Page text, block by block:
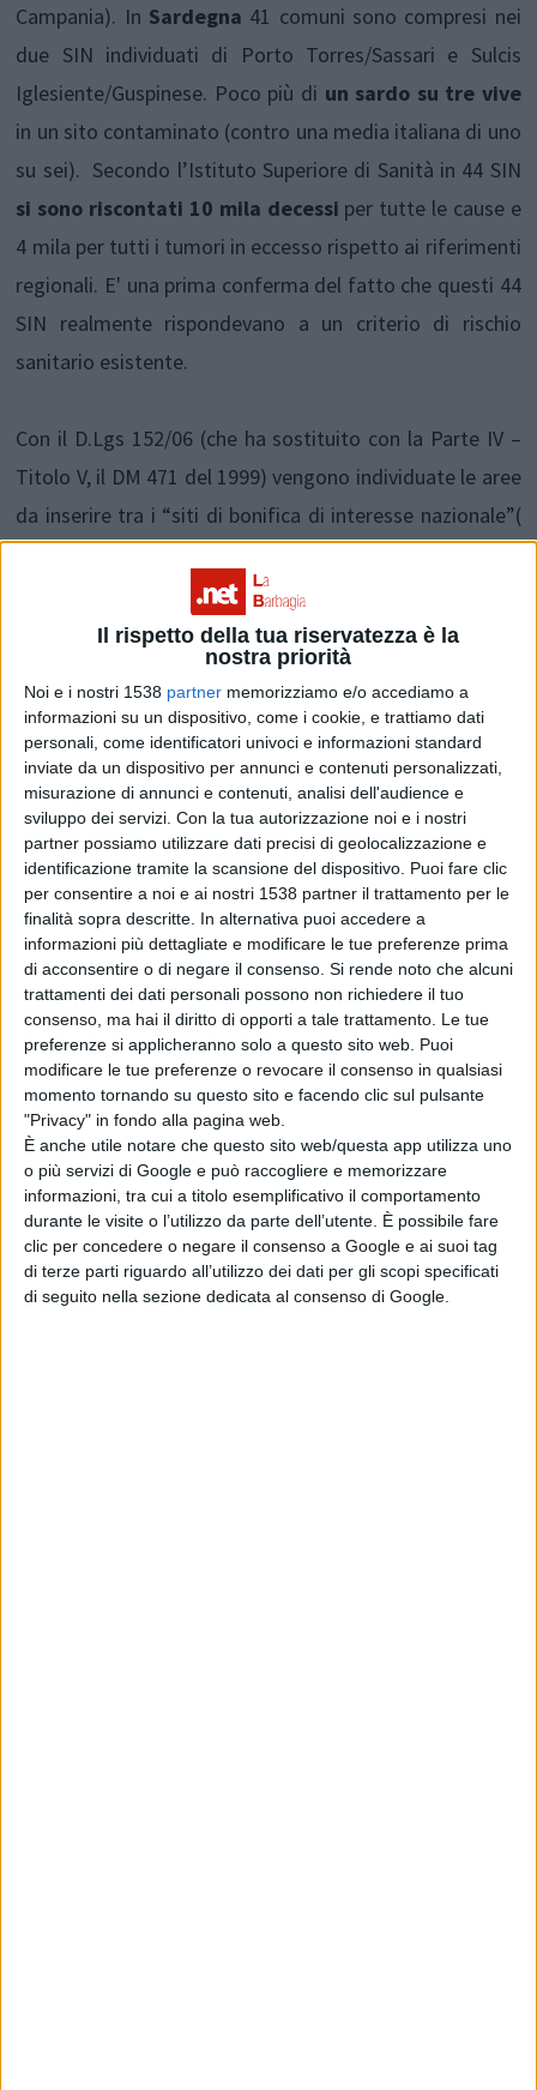
Il rispetto della tua riservatezza è la
nostra priorità
Noi e i nostri 1538 partner memorizziamo e/o accediamo a
informazioni su un dispositivo, come i cookie, e trattiamo dati
personali, come identificatori univoci e informazioni standard
inviate da un dispositivo per annunci e contenuti personalizzati,
misurazione di annunci e contenuti, analisi dell'audience e
sviluppo dei servizi. Con la tua autorizzazione noi e i nostri
partner possiamo utilizzare dati precisi di geolocalizzazione e
identificazione tramite la scansione del dispositivo. Puoi fare clic
per consentire a noi e ai nostri 1538 partner il trattamento per le
finalità sopra descritte. In alternativa puoi accedere a
informazioni più dettagliate e modificare le tue preferenze prima
di acconsentire o di negare il consenso. Si rende noto che alcuni
trattamenti dei dati personali possono non richiedere il tuo
consenso, ma hai il diritto di opporti a tale trattamento. Le tue
preferenze si applicheranno solo a questo sito web. Puoi
modificare le tue preferenze o revocare il consenso in qualsiasi
momento tornando su questo sito e facendo clic sul pulsante
"Privacy" in fondo alla pagina web.
È anche utile notare che questo sito web/questa app utilizza uno
o più servizi di Google e può raccogliere e memorizzare
informazioni, tra cui a titolo esemplificativo il comportamento
durante le visite o l’utilizzo da parte dell’utente. È possibile fare
clic per concedere o negare il consenso a Google e ai suoi tag
di terze parti riguardo all’utilizzo dei dati per gli scopi specificati
di seguito nella sezione dedicata al consenso di Google.
Campania). In Sardegna 41 comuni sono compresi nei
due SIN individuati di Porto Torres/Sassari e Sulcis
Iglesiente/Guspinese. Poco più di un sardo su tre vive
in un sito contaminato (contro una media italiana di uno
su sei). Secondo l’Istituto Superiore di Sanità in 44 SIN
si sono riscontati 10 mila decessi per tutte le cause e
4 mila per tutti i tumori in eccesso rispetto ai riferimenti
regionali. E' una prima conferma del fatto che questi 44
SIN realmente rispondevano a un criterio di rischio
sanitario esistente.
Con il D.Lgs 152/06 (che ha sostituito con la Parte IV –
Titolo V, il DM 471 del 1999) vengono individuate le aree
da inserire tra i “siti di bonifica di interesse nazionale”(
ambientale e sociale; viene inserito in un SIN un sito nel
quale i valori delle concentrazioni soglia di rischio (CSR),
determinati con l’applicazione della procedura di analisi
di rischio di cui all’allegato 1, alla parte quarta del
presente decreto, sulla base dei risultati del piano di
caratterizzazione, risultano superati.
L’estensione di 445,500 ettari in Sardegna, come nel
resto della penisola, corrisponde all’estensione dei
territori comunali compresi nel SIN nei quali si segnala la
presenza di aree fortemente inquinate per la presenza
di sostanze tossico-nocive con elevate concentrazioni di
soglia di rischio (CSR) che vanno ad impattare anche sui
territori circostanti; le popolazioni comprese nei siti
sono esposte a queste sostanze per inalazione o
ingestione.
Attraverso labiomagnificazione, queste sostanze
tossico- nocive entrano nelle catene biologiche e